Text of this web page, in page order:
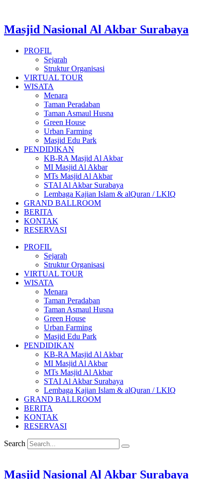
Masjid Nasional Al Akbar Surabaya
PROFIL
Sejarah
Struktur Organisasi
VIRTUAL TOUR
WISATA
Menara
Taman Peradaban
Taman Asmaul Husna
Green House
Urban Farming
Masjid Edu Park
PENDIDIKAN
KB-RA Masjid Al Akbar
MI Masjid Al Akbar
MTs Masjid Al Akbar
STAI Al Akbar Surabaya
Lembaga Kajian Islam & alQuran / LKIQ
GRAND BALLROOM
BERITA
KONTAK
RESERVASI
PROFIL
Sejarah
Struktur Organisasi
VIRTUAL TOUR
WISATA
Menara
Taman Peradaban
Taman Asmaul Husna
Green House
Urban Farming
Masjid Edu Park
PENDIDIKAN
KB-RA Masjid Al Akbar
MI Masjid Al Akbar
MTs Masjid Al Akbar
STAI Al Akbar Surabaya
Lembaga Kajian Islam & alQuran / LKIQ
GRAND BALLROOM
BERITA
KONTAK
RESERVASI
Search
Masjid Nasional Al Akbar Surabaya